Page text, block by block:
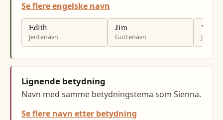
Se flere engelske navn
Edith
Jentenavn
Jim
Guttenavn
Lignende betydning
Navn med samme betydningstema som Sienna.
Se flere navn etter betydning